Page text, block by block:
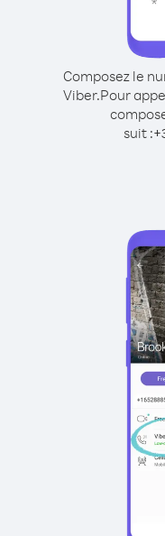
Composez le
Viber.Pour
suit :+